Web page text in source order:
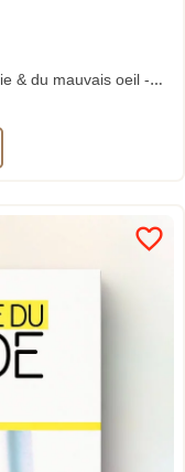
10 moyens de se protéger de la sorcellerie & du mauvais oeil - Abd Al-razzaq Al-badr - Editions...
favorite_border